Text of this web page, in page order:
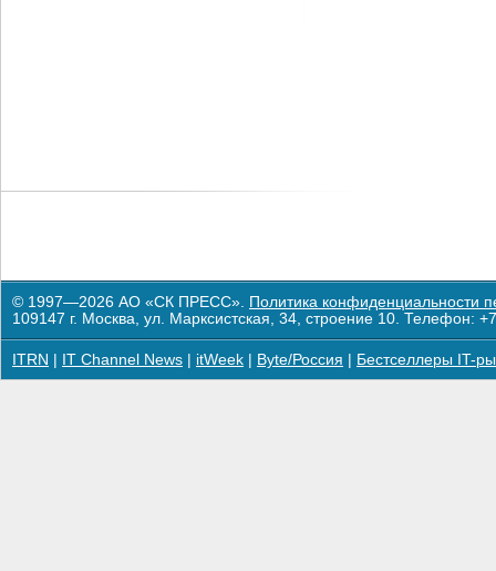
© 1997—2026 АО «СК ПРЕСС». Политика конфиденциальности
109147 г. Москва, ул. Марксистская, 34, строение 10. Телефон:
ITRN IT Channel News itWeek Byte/Россия Бестселлеры IT-